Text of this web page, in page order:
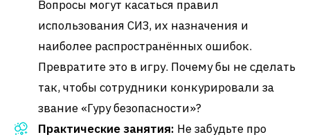
Вопросы могут касаться правил
использования СИЗ, их назначения и
наиболее распространённых ошибок.
Превратите это в игру. Почему бы не сделать
так, чтобы сотрудники конкурировали за
звание «Гуру безопасности»?
Практические занятия: Не забудьте про